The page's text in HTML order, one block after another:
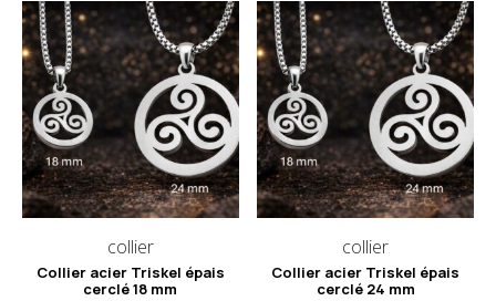
collier
Collier acier Triskel épais
cerclé 18 mm
collier
Collier acier Triskel épais
cerclé 24 mm